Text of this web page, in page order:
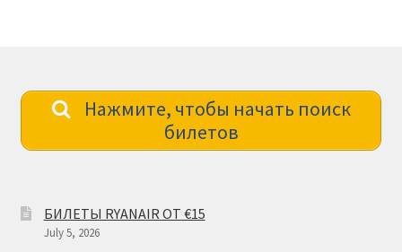
Нажмите, чтобы начать поиск
билетов
БИЛЕТЫ RYANAIR ОТ €15
July 5, 2026